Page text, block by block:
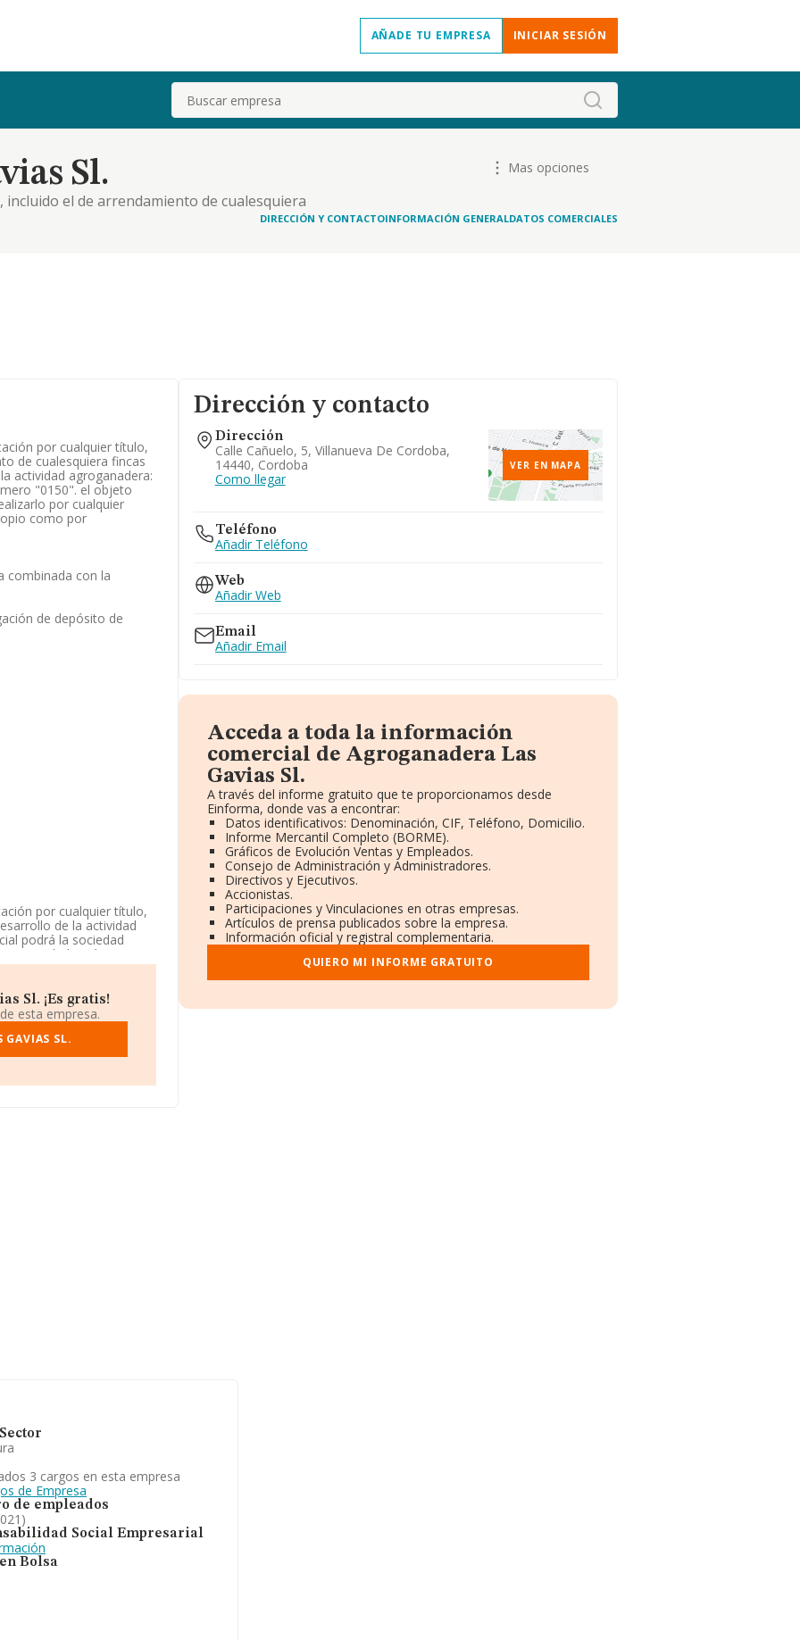
AÑADE TU EMPRESA INICIAR SESIÓN
Buscar
Sl.
el de arrendamiento de cualesquiera
le corresponde el c.n.e. número "0150". el
Mas opciones
DIRECCIÓN Y CONTACTOINFORMACIÓN GENERALDATOS COMERCIALES
por cualquier título,
de cualesquiera fincas
actividad agroganadera:
"0150". el objeto
por cualquier
como por
combinada con la
de depósito de
por cualquier título,
de la actividad
podrá la sociedad
sociedad está
con código 'Producción
información a
inferior a la media de
está situada en Calle
Sl. ¡Es gratis!
esta empresa.
GAVIAS SL.
Dirección y contacto
Dirección
Calle Cañuelo, 5, Villanueva De Cordoba,
14440, Cordoba
Como llegar
VER EN MAPA
Teléfono
Añadir Teléfono
Web
Añadir Web
Email
Añadir Email
Acceda a toda la información
comercial de Agroganadera Las
Gavias Sl.
A través del informe gratuito que te proporcionamos desde
Einforma, donde vas a encontrar:
Datos identificativos: Denominación, CIF, Teléfono, Domicilio.
Informe Mercantil Completo (BORME).
Gráficos de Evolución Ventas y Empleados.
Consejo de Administración y Administradores.
Directivos y Ejecutivos.
Accionistas.
Participaciones y Vinculaciones en otras empresas.
Artículos de prensa publicados sobre la empresa.
Información oficial y registral complementaria.
QUIERO MI INFORME GRATUITO
3 cargos en esta empresa
de Empresa
de empleados
Social Empresarial
Bolsa